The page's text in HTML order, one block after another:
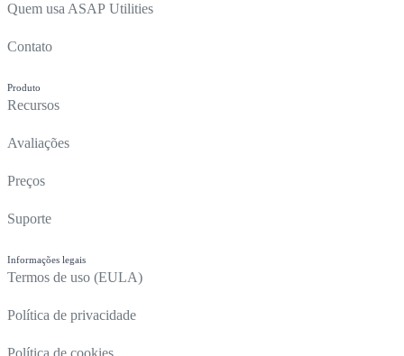
Quem usa ASAP Utilities
Contato
Produto
Recursos
Avaliações
Preços
Suporte
Informações legais
Termos de uso (EULA)
Política de privacidade